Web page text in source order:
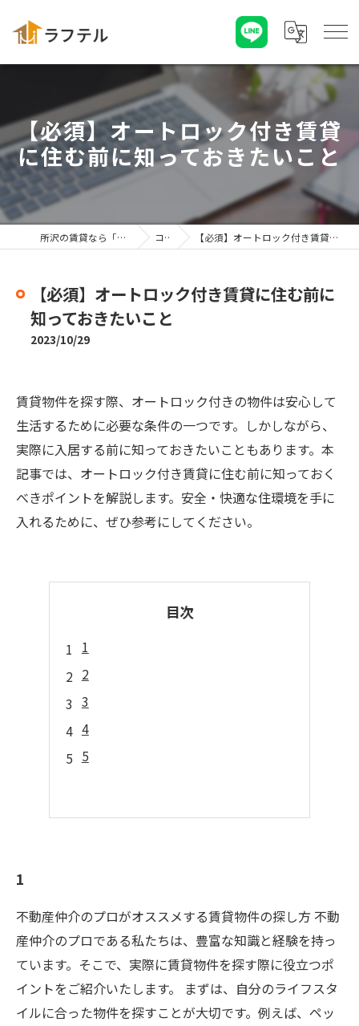
【必須】オートロック付き賃貸
に住む前に知っておきたいこと
所沢の賃貸なら「株式会社ラフテル」 コラム 【必須】オートロック付き賃貸に住む前に知っておきたいこと
【必須】オートロック付き賃貸に住む前に
知っておきたいこと
2023/10/29
賃貸物件を探す際、オートロック付きの物件は安心して
生活するために必要な条件の一つです。しかしながら、
実際に入居する前に知っておきたいこともあります。本
記事では、オートロック付き賃貸に住む前に知っておく
べきポイントを解説します。安全・快適な住環境を手に
入れるために、ぜひ参考にしてください。
目次
1
2
3
4
5
1
不動産仲介のプロがオススメする賃貸物件の探し方 不動
産仲介のプロである私たちは、豊富な知識と経験を持っ
ています。そこで、実際に賃貸物件を探す際に役立つポ
イントをご紹介いたします。 まずは、自分のライフスタ
イルに合った物件を探すことが大切です。例えば、ペッ